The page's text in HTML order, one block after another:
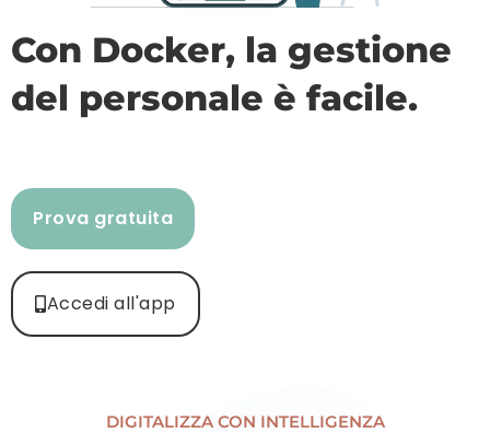
Con Docker, la gestione
del personale è facile.
Prova gratuita
Accedi all'app
DIGITALIZZA CON INTELLIGENZA